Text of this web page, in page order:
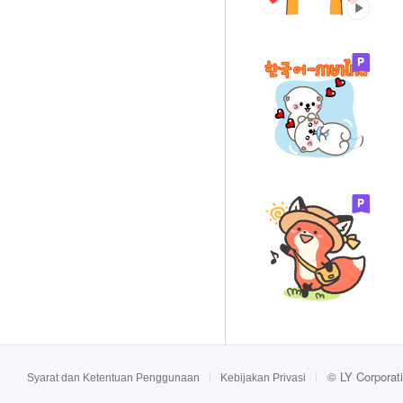
Syarat dan Ketentuan Penggunaan Kebijakan Privasi © LY